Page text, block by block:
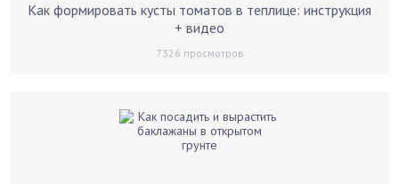
Как формировать кусты томатов в теплице: инструкция
+ видео
7326 просмотров